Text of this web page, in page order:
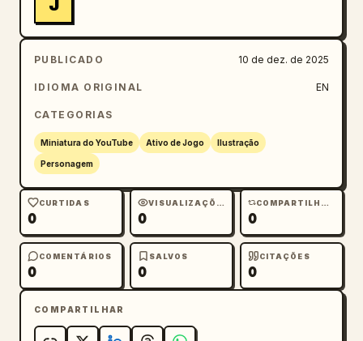
PUBLICADO 10 de dez. de 2025
IDIOMA ORIGINAL EN
CATEGORIAS
Miniatura do YouTube Ativo de Jogo Ilustração
Personagem
CURTIDAS
0
VISUALIZAÇÕES
0
COMPARTILHAMENTOS
0
COMENTÁRIOS
0
SALVOS
0
CITAÇÕES
0
COMPARTILHAR